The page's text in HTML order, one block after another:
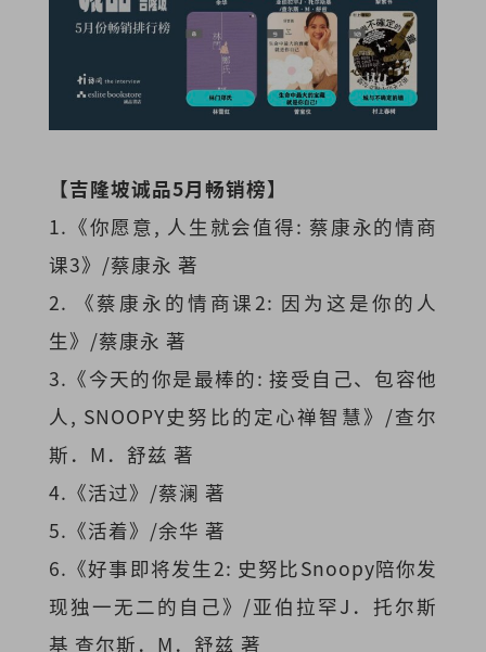
【吉隆坡诚品5月畅销榜】
1.《你愿意, 人生就会值得: 蔡康永的情商
课3》/蔡康永 著
2. 《蔡康永的情商课2: 因为这是你的人
生》/蔡康永 著
3.《今天的你是最棒的: 接受自己、包容他
人, SNOOPY史努比的定心禅智慧》/查尔
斯．M．舒兹 著
4.《活过》/蔡澜 著
5.《活着》/余华 著
6.《好事即将发生2: 史努比Snoopy陪你发
现独一无二的自己》/亚伯拉罕J．托尔斯
基 查尔斯．M．舒兹 著